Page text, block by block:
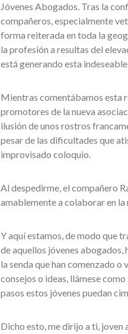
Jóvenes Abogados. Tras la
compañeros, especialmente
forma reiterada en toda la
la profesión a resultas del
está generando esta
Mientras comentábamos esta
promotores de la nueva
ilusión de unos rostros
pesar de las dificultades que
improvisado coloquio.
Al despedirme, el compañero
amablemente a colaborar en
Y aquí estamos, de modo que
de aquellos jóvenes abogados,
la senda que han comenzado o
consejos o ideas, llámese
pasos estos jóvenes puedan
Dicho esto, me dirijo a ti,